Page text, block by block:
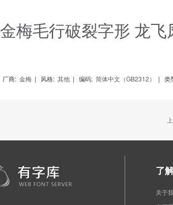
金梅毛行破裂字形 龙
厂商: 金梅 | 风格: 其他 | 编码: 简体中文（GB2312） | 类
了
关于